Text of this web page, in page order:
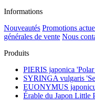
Informations
Nouveautés Promotions
générales de vente Nous
Produits
PIERIS japonica
SYRINGA vulgaris
EUONYMUS
Érable du Japon Little